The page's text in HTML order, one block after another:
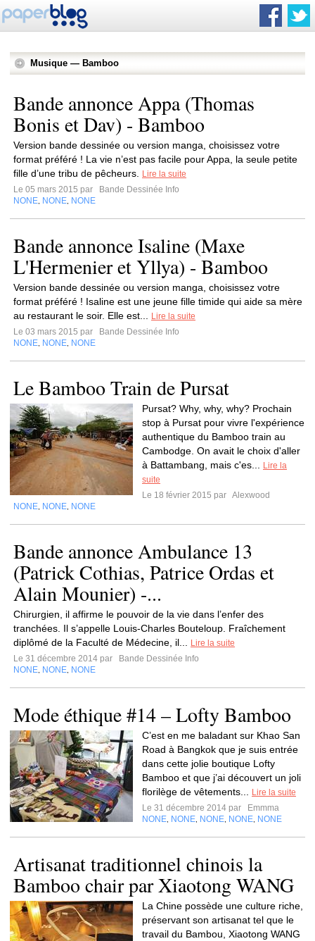
Musique — Bamboo
Bande annonce Appa (Thomas
Bonis et Dav) - Bamboo
Version bande dessinée ou version manga, choisissez votre
format préféré ! La vie n’est pas facile pour Appa, la seule petite
fille d’une tribu de pêcheurs.
Lire la suite
Le 05 mars 2015 par
Bande Dessinée Info
NONE NONE NONE
Bande annonce Isaline (Maxe
L'Hermenier et Yllya) - Bamboo
Version bande dessinée ou version manga, choisissez votre
format préféré ! Isaline est une jeune fille timide qui aide sa mère
au restaurant le soir. Elle est...
Lire la suite
Le 03 mars 2015 par
Bande Dessinée Info
NONE NONE NONE
Le Bamboo Train de Pursat
Pursat? Why, why, why? Prochain
stop à Pursat pour vivre l'expérience
authentique du Bamboo train au
Cambodge. On avait le choix d'aller
à Battambang, mais c'es...
Lire la
suite
Le 18 février 2015 par Alexwood
NONE NONE NONE
Bande annonce Ambulance 13
(Patrick Cothias, Patrice Ordas et
Alain Mounier) -...
Chirurgien, il affirme le pouvoir de la vie dans l’enfer des
tranchées. Il s’appelle Louis-Charles Bouteloup. Fraîchement
diplômé de la Faculté de Médecine, il...
Lire la suite
Le 31 décembre 2014 par
Bande Dessinée Info
NONE NONE NONE
Mode éthique #14 – Lofty Bamboo
C’est en me baladant sur Khao San
Road à Bangkok que je suis entrée
dans cette jolie boutique Lofty
Bamboo et que j’ai découvert un joli
florilège de vêtements...
Lire la suite
Le 31 décembre 2014 par
Emmma
NONE NONE NONE NONE NONE
Artisanat traditionnel chinois la
Bamboo chair par Xiaotong WANG
La Chine possède une culture riche,
préservant son artisanat tel que le
travail du Bambou, Xiaotong WANG